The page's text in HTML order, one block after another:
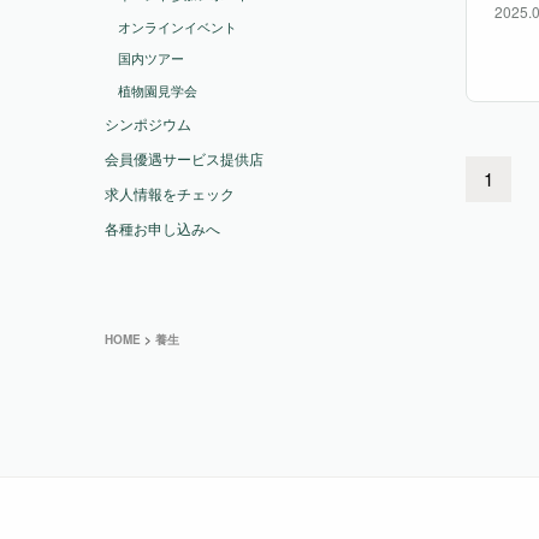
ディ
1
オンラインイベント
国内ツアー
植物園見学会
シンポジウム
会員優遇サービス提供店
求人情報をチェック
各種お申し込みへ
HOME > 養生